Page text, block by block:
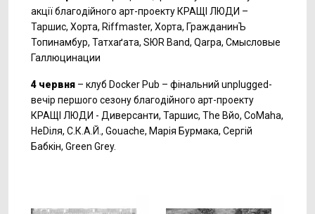
акції благодійного арт-проекту КРАЩІ ЛЮДИ –
Таршис, Хорта, Riffmaster, Хорта, ГражданинЪ
Топинамбур, Татхаґата, SЮR Band, Qarpa, Смысловые
Галлюцинации
4 червня – клуб Docker Pub – фінальний unplugged-
вечір першого сезону благодійного арт-проекту
КРАЩІ ЛЮДИ - Диверсанти, Таршис, The Вйо, CoMaha,
НеDіля, С.К.А.Й., Gouache, Марія Бурмака, Сергій
Бабкін, Green Grey.